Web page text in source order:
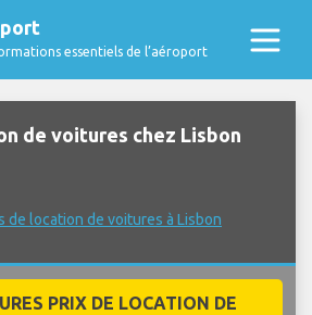
essentiels de l’aéroport
de voitures chez Lisbon
de location de voitures à Lisbon
PRIX DE LOCATION DE